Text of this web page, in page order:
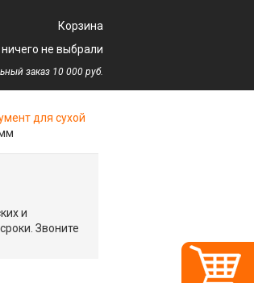
Корзина
не выбрали
заказ 10 000 руб.
для сухой
и
Звоните